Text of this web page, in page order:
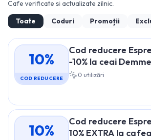
Cafe verificate si actualizate zilnic.
Toate
Coduri Promoții
10%
COD REDUCERE
Cod reducere
-10% la ceai
0 utilizări
10%
Cod reducere
10% EXTRA la